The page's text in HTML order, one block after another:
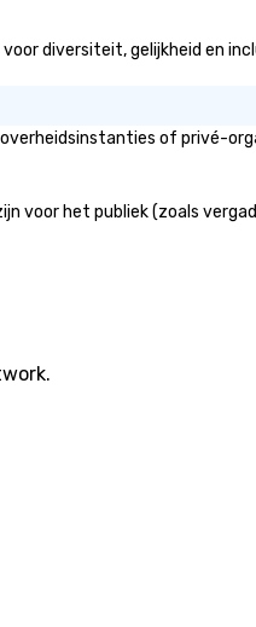
diversiteit, gelijkheid en
of privé-
voor het publiek (zoals